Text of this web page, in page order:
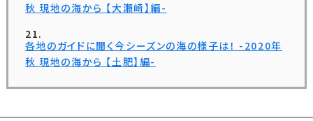
秋 現地の海から 【大瀬崎】編-
各地のガイドに聞く今シーズンの海の様子は！ -2020年
秋 現地の海から 【土肥】編-